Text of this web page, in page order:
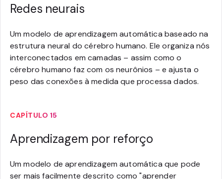
Redes neurais
Um modelo de aprendizagem automática baseado na
estrutura neural do cérebro humano. Ele organiza nós
interconectados em camadas – assim como o
cérebro humano faz com os neurônios – e ajusta o
peso das conexões à medida que processa dados.
CAPÍTULO 15
Aprendizagem por reforço
Um modelo de aprendizagem automática que pode
ser mais facilmente descrito como "aprender